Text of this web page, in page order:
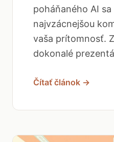
poháňaného AI sa
najvzácnejšou
vaša prítomnosť.
dokonalé
Čítať článok →